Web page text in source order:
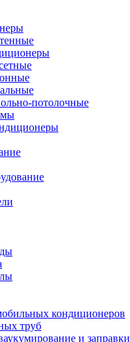
потолочные
кондиционеров
труб
и заправки